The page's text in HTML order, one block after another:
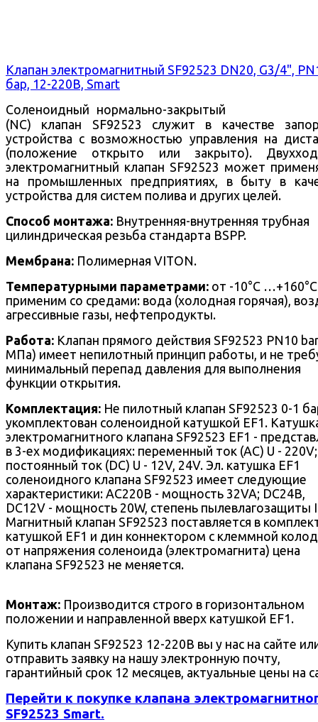
Клапан электромагнитный SF92523 DN20, G3/4",
бар, 12-220В, Smart
Соленоидный нормально-закрытый
(NC) клапан SF92523 служит в качестве
устройства с возможностью управления на
(положение открыто или закрыто).
электромагнитный клапан SF92523 может
на промышленных предприятиях, в быту в
устройства для систем полива и других целей.
Способ монтажа: Внутренняя-внутренняя трубная
цилиндрическая резьба стандарта BSPP.
Мембрана: Полимерная VITON.
Температурными параметрами: от -10°С …+160°С
применим со средами: вода (холодная горячая),
агрессивные газы, нефтепродукты.
Работа: Клапан прямого действия SF92523 PN10
МПа) имеет непилотный принцип работы, и не
минимальный перепад давления для выполнения
функции открытия.
Комплектация: Не пилотный клапан SF92523 0-1
укомплектован соленоидной катушкой EF1.
электромагнитного клапана SF92523 EF1 -
в 3-ех модификациях: переменный ток (AC) U - 220V;
постоянный ток (DC) U - 12V, 24V. Эл. катушка EF1
соленоидного клапана SF92523 имеет следующие
характеристики: AC220В - мощность 32VA; DC24В,
DC12V - мощность 20W, степень пылевлагозащиты
Магнитный клапан SF92523 поставляется в
катушкой EF1 и дин коннектором с клеммной
от напряжения соленоида (электромагнита) цена
клапана SF92523 не меняется.
Монтаж: Производится строго в горизонтальном
положении и направленной вверх катушкой EF1.
Купить клапан SF92523 12-220В вы у нас на сайте
отправить заявку на нашу электронную почту,
гарантийный срок 12 месяцев, актуальные цены на
Перейти к покупке клапана
SF92523 Smart.